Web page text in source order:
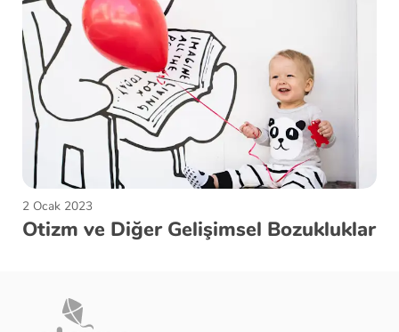
2 Ocak 2023
Otizm ve Diğer Gelişimsel Bozukluklar